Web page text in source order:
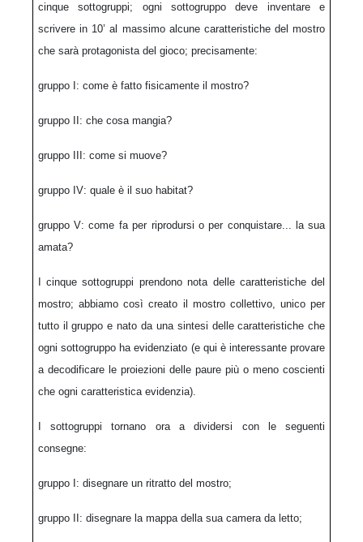
cinque sottogruppi; ogni sottogruppo deve inventare e
scrivere in 10’ al massimo alcune caratteristiche del mostro
che sarà protagonista del gioco; precisamente:
gruppo I: come è fatto fisicamente il mostro?
gruppo II: che cosa mangia?
gruppo III: come si muove?
gruppo IV: quale è il suo habitat?
gruppo V: come fa per riprodursi o per conquistare... la sua
amata?
I cinque sottogruppi prendono nota delle caratteristiche del
mostro; abbiamo così creato il mostro collettivo, unico per
tutto il gruppo e nato da una sintesi delle caratteristiche che
ogni sottogruppo ha evidenziato (e qui è interessante provare
a decodificare le proiezioni delle paure più o meno coscienti
che ogni caratteristica evidenzia).
I sottogruppi tornano ora a dividersi con le seguenti
consegne:
gruppo I: disegnare un ritratto del mostro;
gruppo II: disegnare la mappa della sua camera da letto;